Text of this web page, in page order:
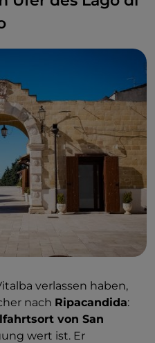
verlassen haben,
nach Ripacandida:
von San
wert ist. Er